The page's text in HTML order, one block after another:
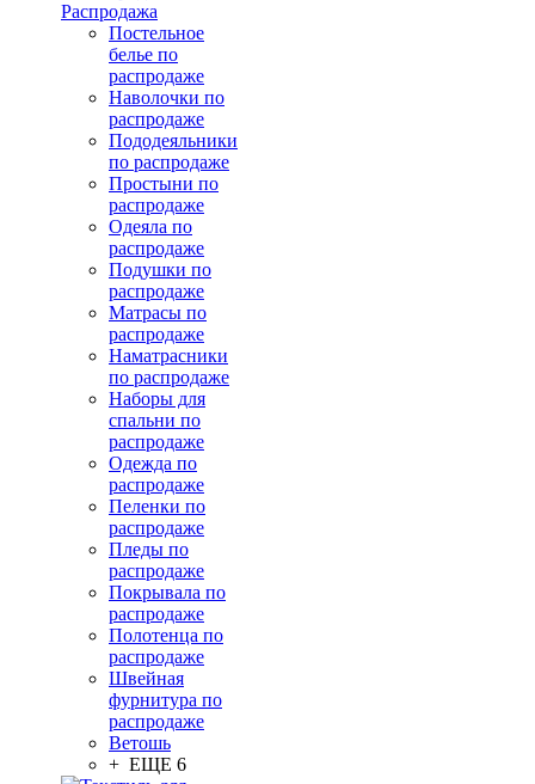
Распродажа
Постельное
белье по
распродаже
Наволочки по
распродаже
Пододеяльники
по распродаже
Простыни по
распродаже
Одеяла по
распродаже
Подушки по
распродаже
Матрасы по
распродаже
Наматрасники
по распродаже
Наборы для
спальни по
распродаже
Одежда по
распродаже
Пеленки по
распродаже
Пледы по
распродаже
Покрывала по
распродаже
Полотенца по
распродаже
Швейная
фурнитура по
распродаже
Ветошь
+ ЕЩЕ 6